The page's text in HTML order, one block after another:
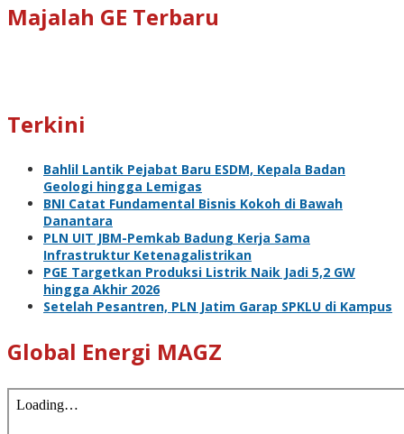
Majalah GE Terbaru
Terkini
Bahlil Lantik Pejabat Baru ESDM, Kepala Badan
Geologi hingga Lemigas
BNI Catat Fundamental Bisnis Kokoh di Bawah
Danantara
PLN UIT JBM-Pemkab Badung Kerja Sama
Infrastruktur Ketenagalistrikan
PGE Targetkan Produksi Listrik Naik Jadi 5,2 GW
hingga Akhir 2026
Setelah Pesantren, PLN Jatim Garap SPKLU di Kampus
Global Energi MAGZ